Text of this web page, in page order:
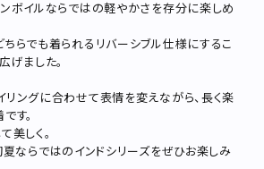
ボイルならではの軽やかさを存分に楽しめ
らでも着られるリバーシブル仕様にするこ
げました。
ングに合わせて表情を変えながら、長く楽
す。
美しく。
ならではのインドシリーズをぜひお楽しみ